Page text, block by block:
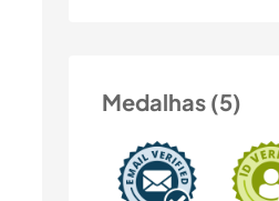
Medalhas (5)